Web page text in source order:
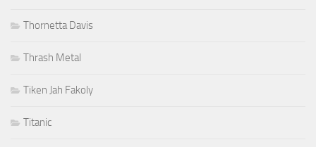
Thornetta Davis
Thrash Metal
Tiken Jah Fakoly
Titanic